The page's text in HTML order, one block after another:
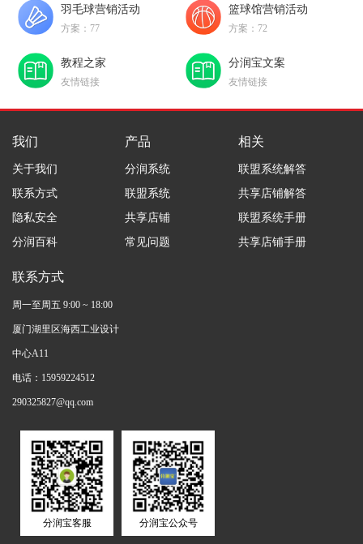
羽毛球营销活动
方案：77
篮球馆营销活动
方案：72
教程之家
友情链接
分润宝文案
友情链接
我们
关于我们
联系方式
隐私安全
分润百科
产品
分润系统
联盟系统
共享店铺
常见问题
相关
联盟系统解答
共享店铺解答
联盟系统手册
共享店铺手册
联系方式
周一至周五 9:00 ~ 18:00
厦门湖里区海西工业设计
中心A11
电话：15959224512
290325827@qq.com
分润宝客服 分润宝公众号